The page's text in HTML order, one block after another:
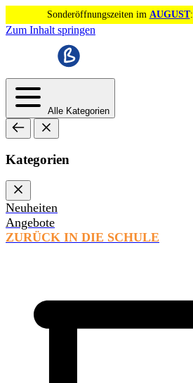
Sonderöffnungszeiten im AUGUST:
Zum Inhalt springen
Alle Kategorien
Kategorien
Neuheiten
Angebote
ZURÜCK IN DIE SCHULE